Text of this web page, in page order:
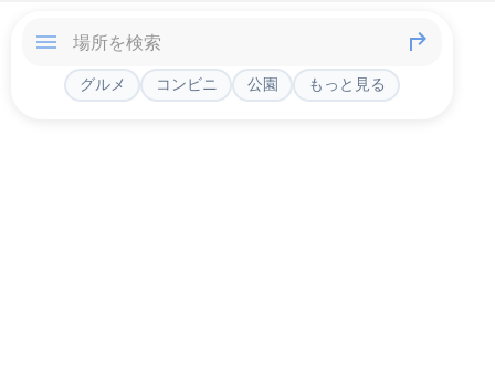
グルメ コンビニ 公園 もっと見る